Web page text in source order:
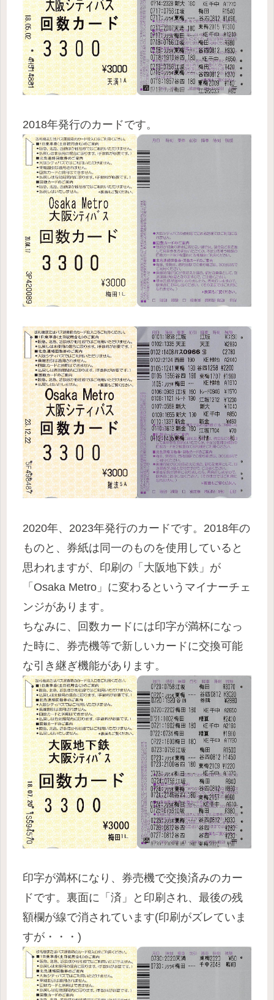
2018年発行のカードです。
2020年、2023年発行のカードです。2018年の
ものと、券紙は同一のものを使用していると
思われますが、印刷の「大阪地下鉄」が
「Osaka Metro」に変わるというマイナーチェ
ンジがあります。
ちなみに、回数カードには印字が満杯になっ
た時に、券売機等で新しいカードに交換可能
な引き継ぎ機能があります。
印字が満杯になり、券売機で交換済みのカー
ドです。裏面に「済」と印刷され、最後の残
額欄が線で消されています(印刷がズレていま
すが・・・)